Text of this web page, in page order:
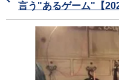
言う"あるゲーム"【